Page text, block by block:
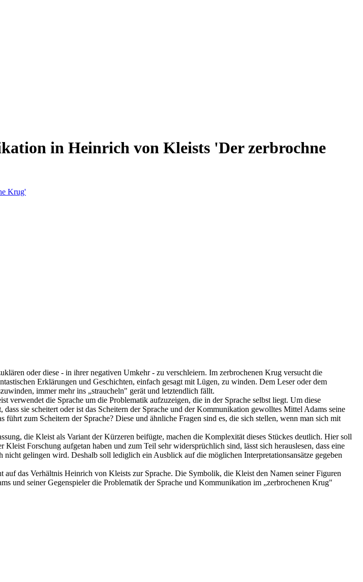
in Heinrich von Kleists 'Der zerbrochne
oder diese - in ihrer negativen Umkehr - zu verschleiern. Im zerbrochenen Krug versucht die
Erklärungen und Geschichten, einfach gesagt mit Lügen, zu winden. Dem Leser oder dem
immer mehr ins „straucheln" gerät und letztendlich fällt.
die Sprache um die Problematik aufzuzeigen, die in der Sprache selbst liegt. Um diese
sie scheitert oder ist das Scheitern der Sprache und der Kommunikation gewolltes Mittel Adams seine
zum Scheitern der Sprache? Diese und ähnliche Fragen sind es, die sich stellen, wenn man sich mit
die Kleist als Variant der Kürzeren beifügte, machen die Komplexität dieses Stückes deutlich. Hier soll
Forschung aufgetan haben und zum Teil sehr widersprüchlich sind, lässt sich herauslesen, dass eine
gelingen wird. Deshalb soll lediglich ein Ausblick auf die möglichen Interpretationsansätze gegeben
das Verhältnis Heinrich von Kleists zur Sprache. Die Symbolik, die Kleist den Namen seiner Figuren
und seiner Gegenspieler die Problematik der Sprache und Kommunikation im „zerbrochenen Krug"